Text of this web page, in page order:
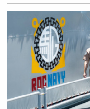
增加23%，達新台幣
2030年前提高至5%。
薪資福利，並引進更
落的問題。過去因訓練
今逐步接受更嚴苛的
年也大幅改革，從過
擬。今年的演習創下
萬名後備軍人參與，
戰爭」與資訊戰，重點
空暨飛彈指揮部對於官
實，且少數官兵的保
妥善存管與執行銷燬
指揮部葉姓上士刺密蒐
資訊；該指揮部對於
散且查察不嚴，使共
多筆機密資料被另一
外，而未能及時查獲
調機關查扣中共情工交